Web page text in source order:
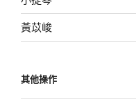
黃苡峻
其他操作